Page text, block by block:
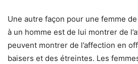
Une autre façon pour une femme
à un homme est de lui montrer de
peuvent montrer de l’affection en
baisers et des étreintes. Les